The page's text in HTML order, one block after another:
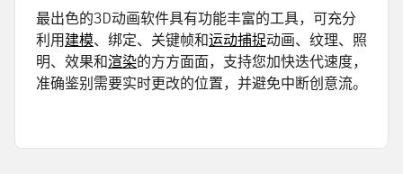
最出色的3D动画软件具有功能丰富的工具，可充分
利用建模、绑定、关键帧和运动捕捉动画、纹理、照
明、效果和渲染的方方面面，支持您加快迭代速度，
准确鉴别需要实时更改的位置，并避免中断创意流。